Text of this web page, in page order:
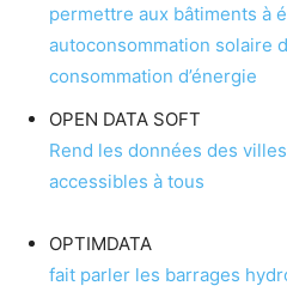
permettre aux bâtiments à
autoconsommation solaire
consommation d’énergie
OPEN DATA SOFT
Rend les données des
accessibles à tous
OPTIMDATA
fait parler les barrages